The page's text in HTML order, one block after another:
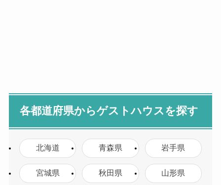
各都道府県からゲストハウスを探す
北海道 青森県 岩手県
宮城県 秋田県 山形県